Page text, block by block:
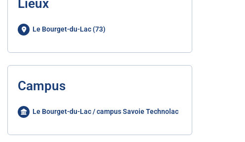
Lieux
Le Bourget-du-Lac (73)
Campus
Le Bourget-du-Lac / campus Savoie Technolac